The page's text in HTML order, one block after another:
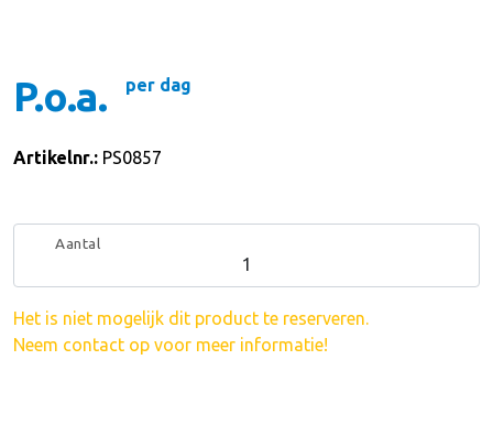
P.o.a. per dag
Artikelnr.: PS0857
Aantal
Het is niet mogelijk dit product te reserveren.
Neem contact op voor meer informatie!